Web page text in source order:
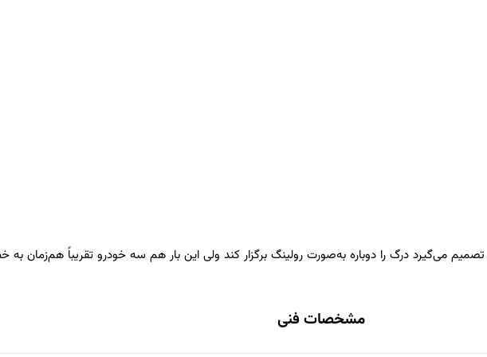
می‌گیرد درگ را دوباره به‌صورت رولینگ برگزار کند ولی این بار هم سه خودرو تقریباً هم‌زمان به
مشخصات فنی